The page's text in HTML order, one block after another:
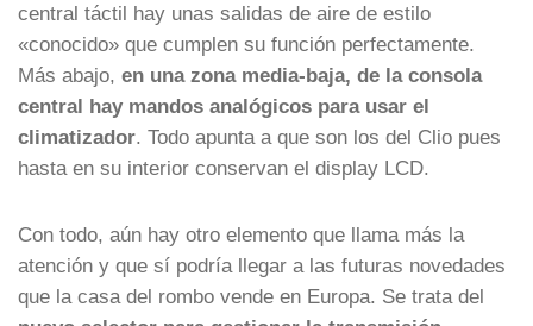
central táctil hay unas salidas de aire de estilo
«conocido» que cumplen su función perfectamente.
Más abajo, en una zona media-baja, de la consola
central hay mandos analógicos para usar el
climatizador. Todo apunta a que son los del Clio pues
hasta en su interior conservan el display LCD.
Con todo, aún hay otro elemento que llama más la
atención y que sí podría llegar a las futuras novedades
que la casa del rombo vende en Europa. Se trata del